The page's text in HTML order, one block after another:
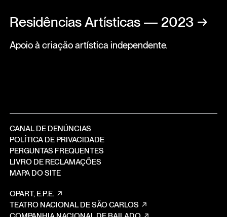
Residências Artísticas — 2023 →
Apoio à criação artística independente.
CANAL DE DENÚNCIAS
POLÍTICA DE PRIVACIDADE
PERGUNTAS FREQUENTES
LIVRO DE RECLAMAÇÕES
MAPA DO SITE
OPART, E.P.E.
TEATRO NACIONAL DE SÃO CARLOS